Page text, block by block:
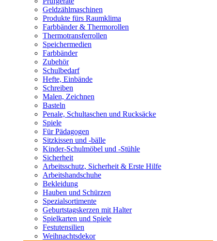
Geldzählmaschinen
Produkte fürs Raumklima
Farbbänder & Thermorollen
Thermotransferrollen
Speichermedien
Farbbänder
Zubehör
Schulbedarf
Hefte, Einbände
Schreiben
Malen, Zeichnen
Basteln
Penale, Schultaschen und Rucksäcke
Spiele
Für Pädagogen
Sitzkissen und -bälle
Kinder-Schulmöbel und -Stühle
Sicherheit
Arbeitsschutz, Sicherheit & Erste Hilfe
Arbeitshandschuhe
Bekleidung
Hauben und Schürzen
Spezialsortimente
Geburtstagskerzen mit Halter
Spielkarten und Spiele
Festutensilien
Weihnachtsdekor